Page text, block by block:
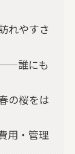
れやすさ
——誰にも
の桜をは
用・管理